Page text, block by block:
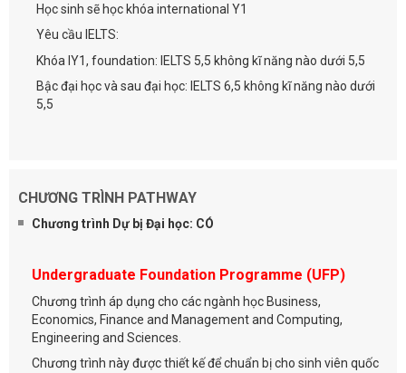
Học sinh sẽ học khóa international Y1
Yêu cầu IELTS:
Khóa IY1, foundation: IELTS 5,5 không kĩ năng nào dưới 5,5
Bậc đại học và sau đại học: IELTS 6,5 không kĩ năng nào dưới
5,5
CHƯƠNG TRÌNH PATHWAY
Chương trình Dự bị Đại học: CÓ
Undergraduate Foundation Programme (UFP)
Chương trình áp dụng cho các ngành học Business,
Economics, Finance and Management and Computing,
Engineering and Sciences.
Chương trình này được thiết kế để chuẩn bị cho sinh viên quốc